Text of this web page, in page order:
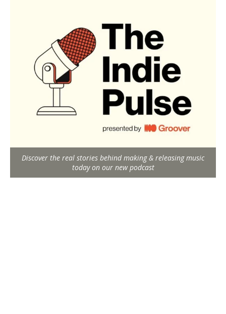
Discover the real stories behind making & releasing music
today on our new podcast